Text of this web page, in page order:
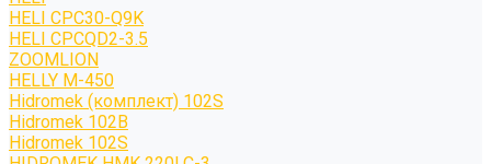
HELI CPC30-Q9K
HELI CPCQD2-3.5
ZOOMLION
HELLY M-450
Hidromek (комплект) 102S
Hidromek 102B
Hidromek 102S